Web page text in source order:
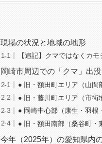
現場の状況と地域の地形
【追記】クマではなくカモ
岡崎市周辺での「クマ」出
● 旧・額田町エリア（山間
● 旧・藤川町エリア（市街
● 岡崎中心部（康生・羽根
● 旧・額田南部（桑谷町・
今年（2025年）の愛知県内